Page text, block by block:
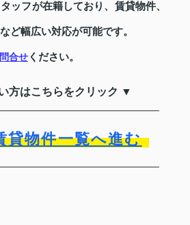
ッフが在籍しており、賃貸物件、
ど幅広い対応が可能です。
合せ ください。
方はこちらをクリック ▼
貸物件一覧へ進む